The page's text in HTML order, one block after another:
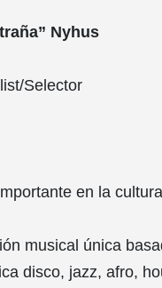
Nyhus
Selector
en la
musical única
disco, jazz, afro,